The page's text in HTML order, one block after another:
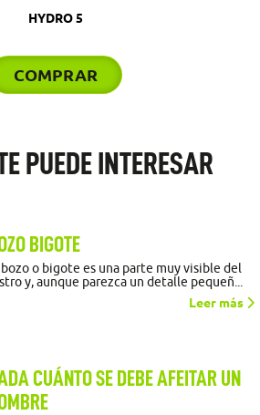
HYDRO 5
COMPRAR
PUEDE INTERESAR
BIGOTE
bozo o bigote es una parte muy visible del
y, aunque parezca un detalle pequeñ...
Leer más
CUÁNTO SE DEBE AFEITAR UN